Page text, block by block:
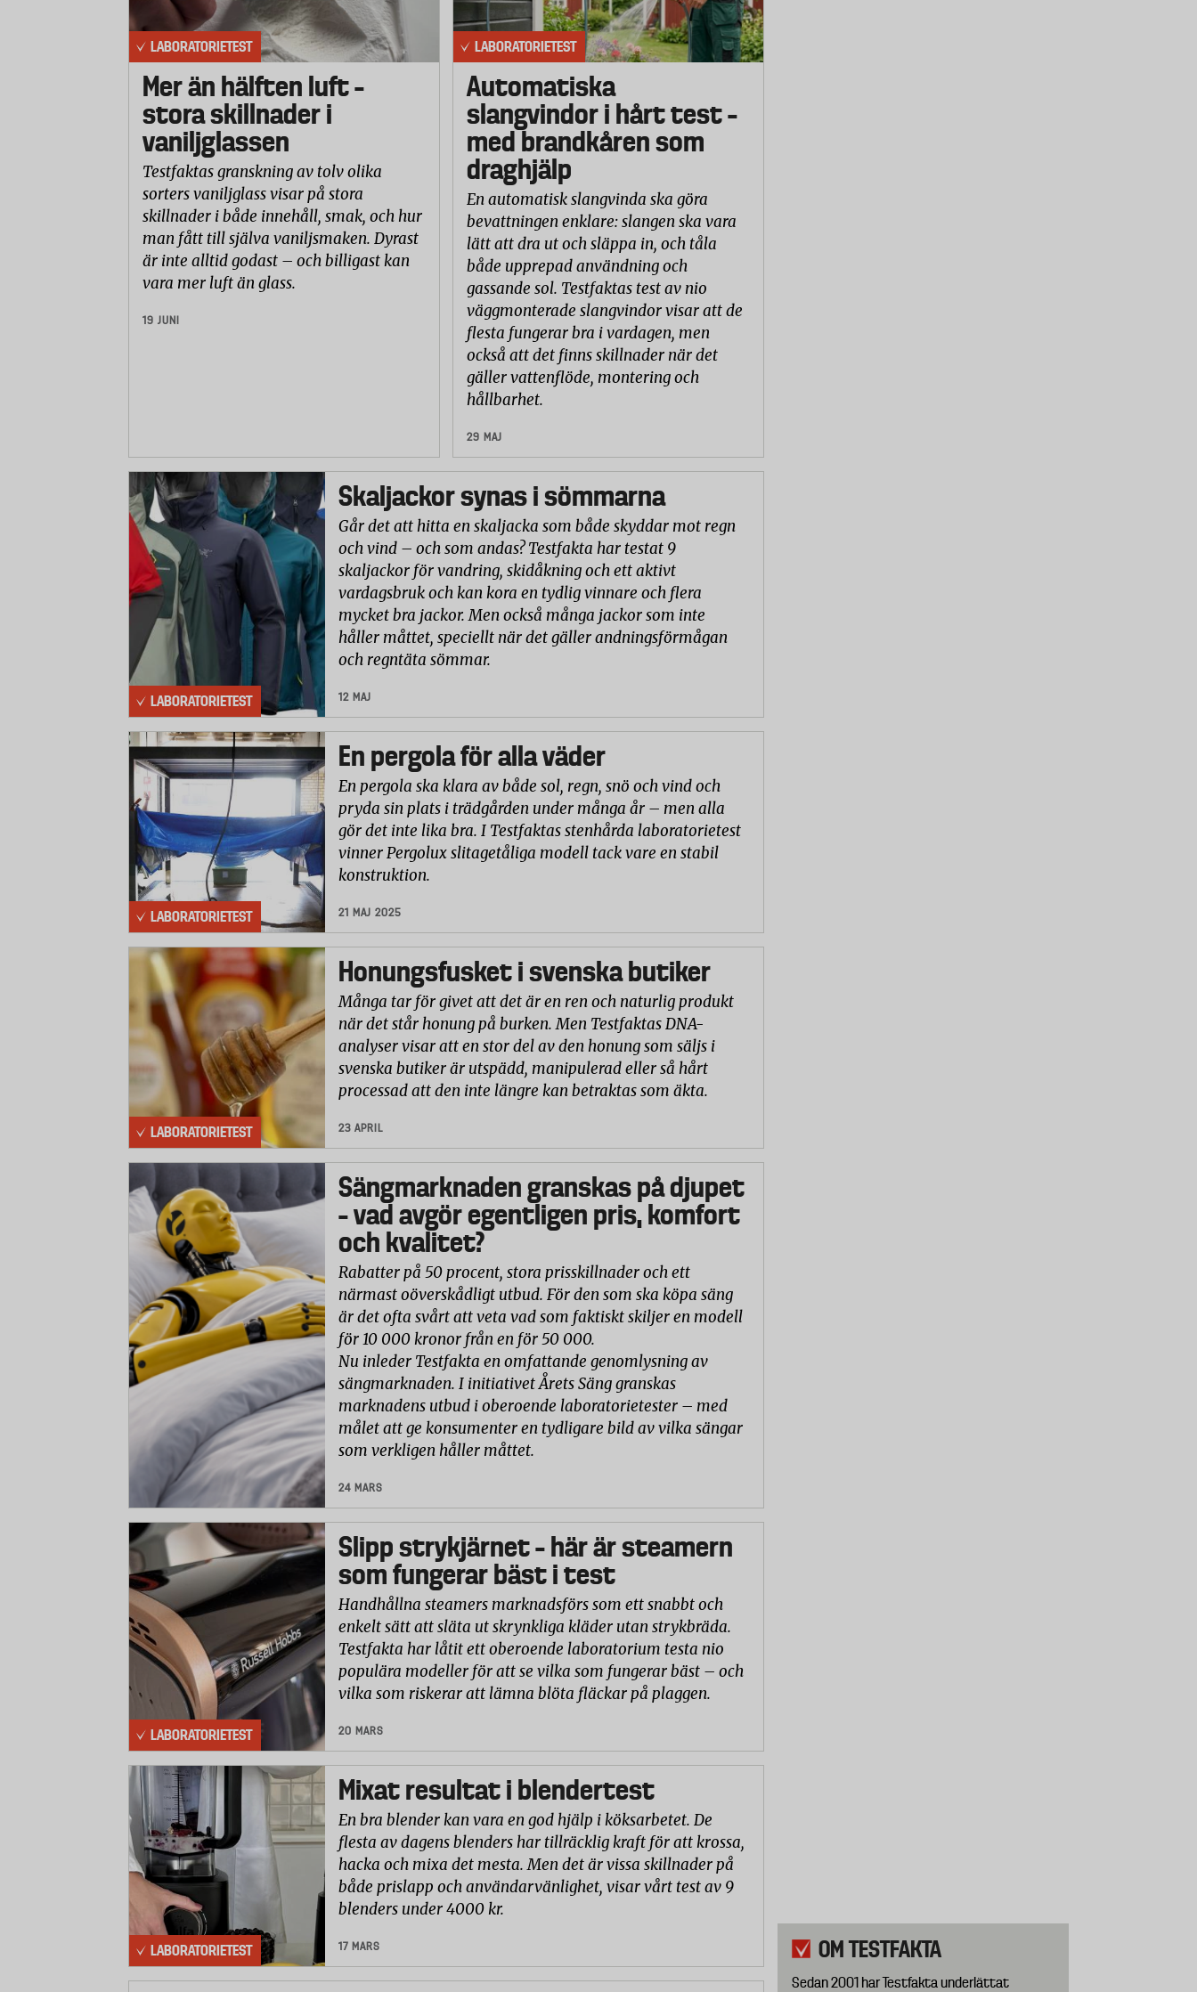
LABORATORIETEST
Mer än hälften luft –
stora skillnader i
vaniljglassen
Testfaktas granskning av tolv olika
sorters vaniljglass visar på stora
skillnader i både innehåll, smak, och hur
man fått till själva vaniljsmaken. Dyrast
är inte alltid godast – och billigast kan
vara mer luft än glass.
19 JUNI
LABORATORIETEST
Automatiska
slangvindor i hårt test –
med brandkåren som
draghjälp
En automatisk slangvinda ska göra
bevattningen enklare: slangen ska vara
lätt att dra ut och släppa in, och tåla
både upprepad användning och
gassande sol. Testfaktas test av nio
väggmonterade slangvindor visar att de
flesta fungerar bra i vardagen, men
också att det finns skillnader när det
gäller vattenflöde, montering och
hållbarhet.
29 MAJ
LABORATORIETEST
Skaljackor synas i sömmarna
Går det att hitta en skaljacka som både skyddar mot regn
och vind – och som andas? Testfakta har testat 9
skaljackor för vandring, skidåkning och ett aktivt
vardagsbruk och kan kora en tydlig vinnare och flera
mycket bra jackor. Men också många jackor som inte
håller måttet, speciellt när det gäller andningsförmågan
och regntäta sömmar.
12 MAJ
LABORATORIETEST
En pergola för alla väder
En pergola ska klara av både sol, regn, snö och vind och
pryda sin plats i trädgården under många år – men alla
gör det inte lika bra. I Testfaktas stenhårda laboratorietest
vinner Pergolux slitagetåliga modell tack vare en stabil
konstruktion.
21 MAJ 2025
LABORATORIETEST
Honungsfusket i svenska butiker
Många tar för givet att det är en ren och naturlig produkt
när det står honung på burken. Men Testfaktas DNA-
analyser visar att en stor del av den honung som säljs i
svenska butiker är utspädd, manipulerad eller så hårt
processad att den inte längre kan betraktas som äkta.
23 APRIL
Sängmarknaden granskas på djupet
– vad avgör egentligen pris, komfort
och kvalitet?
Rabatter på 50 procent, stora prisskillnader och ett
närmast oöverskådligt utbud. För den som ska köpa säng
är det ofta svårt att veta vad som faktiskt skiljer en modell
för 10 000 kronor från en för 50 000.
Nu inleder Testfakta en omfattande genomlysning av
sängmarknaden. I initiativet Årets Säng granskas
marknadens utbud i oberoende laboratorietester – med
målet att ge konsumenter en tydligare bild av vilka sängar
som verkligen håller måttet.
24 MARS
LABORATORIETEST
Slipp strykjärnet – här är steamern
som fungerar bäst i test
Handhållna steamers marknadsförs som ett snabbt och
enkelt sätt att släta ut skrynkliga kläder utan strykbräda.
Testfakta har låtit ett oberoende laboratorium testa nio
populära modeller för att se vilka som fungerar bäst – och
vilka som riskerar att lämna blöta fläckar på plaggen.
20 MARS
LABORATORIETEST
Mixat resultat i blendertest
En bra blender kan vara en god hjälp i köksarbetet. De
flesta av dagens blenders har tillräcklig kraft för att krossa,
hacka och mixa det mesta. Men det är vissa skillnader på
både prislapp och användarvänlighet, visar vårt test av 9
blenders under 4000 kr.
17 MARS OM TESTFAKTA
Sedan 2001 har Testfakta underlättat